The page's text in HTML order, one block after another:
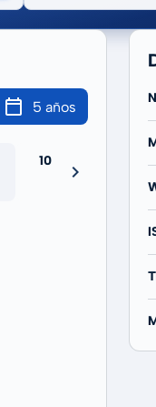
5 años
10 años
-